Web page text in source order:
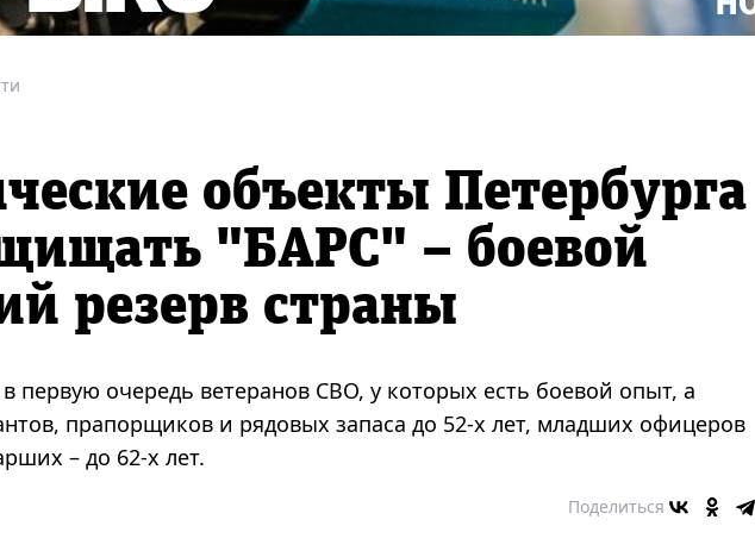
объекты Петербурга
"БАРС" – боевой
резерв страны
первую очередь ветеранов СВО, у которых есть боевой опыт, а
прапорщиков и рядовых запаса до 52-х лет, младших офицеров
– до 62-х лет.
Поделиться